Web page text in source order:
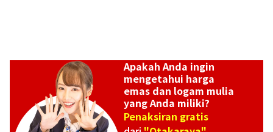
Apakah Anda ingin
mengetahui harga
emas dan logam mulia
yang Anda miliki?
Penaksiran gratis